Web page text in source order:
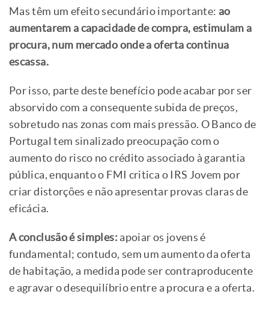
Mas têm um efeito secundário importante: ao
aumentarem a capacidade de compra, estimulam a
procura, num mercado onde a oferta continua
escassa.
Por isso, parte deste benefício pode acabar por ser
absorvido com a consequente subida de preços,
sobretudo nas zonas com mais pressão. O Banco de
Portugal tem sinalizado preocupação com o
aumento do risco no crédito associado à garantia
pública, enquanto o FMI critica o IRS Jovem por
criar distorções e não apresentar provas claras de
eficácia.
A conclusão é simples: apoiar os jovens é
fundamental; contudo, sem um aumento da oferta
de habitação, a medida pode ser contraproducente
e agravar o desequilíbrio entre a procura e a oferta.